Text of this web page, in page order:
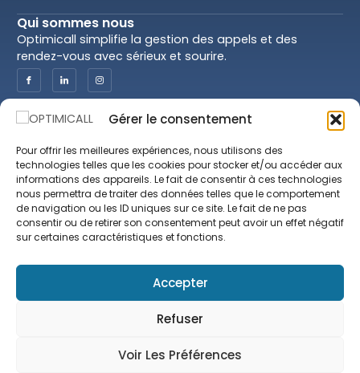
Gérer le consentement
Pour offrir les meilleures expériences, nous utilisons des
technologies telles que les cookies pour stocker et/ou accéder aux
informations des appareils. Le fait de consentir à ces technologies
nous permettra de traiter des données telles que le comportement
de navigation ou les ID uniques sur ce site. Le fait de ne pas
consentir ou de retirer son consentement peut avoir un effet négatif
sur certaines caractéristiques et fonctions.
Accepter
Refuser
Voir Les Préférences
Qui sommes nous
Optimicall simplifie la gestion des appels et des
rendez-vous avec sérieux et sourire.
Optimicall
Nos praticiens
Prendre rendez-vous
Blog
Spécialités
Juridiction
Politique de
Confidentialité
Mentions Légales
Contactez-nous
contact@optimicall.com